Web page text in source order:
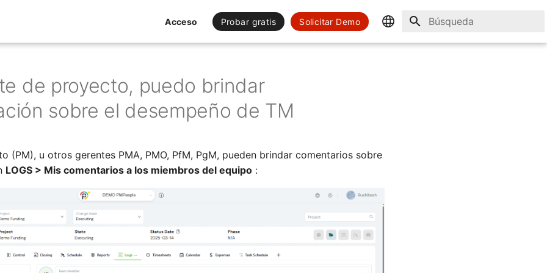
Acceso Probar gratis Solicitar Demo
Inicializando búsqueda
de proyecto, puedo brindar
sobre el desempeño de TM
(PM), u otros gerentes PMA, PMO, PfM, PgM, pueden brindar comentarios sobre
LOGS > Mis comentarios a los miembros del equipo :